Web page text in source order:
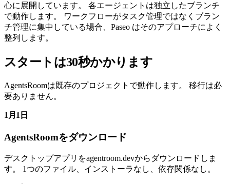
心に展開しています。 各エージェントは独立したブランチ
で動作します。 ワークフローがタスク管理ではなくブラン
チ管理に集中している場合、Paseo はそのアプローチによく
整列します。
スタートは30秒かかります
AgentsRoomは既存のプロジェクトで動作します。 移行は必
要ありません。
1月1日
AgentsRoomをダウンロード
デスクトップアプリをagentroom.devからダウンロードしま
す。 1つのファイル、インストーラなし、依存関係なし。